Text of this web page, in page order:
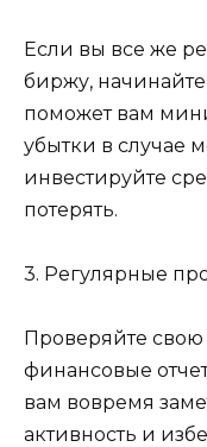
Если вы все же
биржу,
поможет вам
убытки в случае
инвестируйте
потерять.
3. Регулярные
Проверяйте свою
финансовые
вам вовремя
активность и